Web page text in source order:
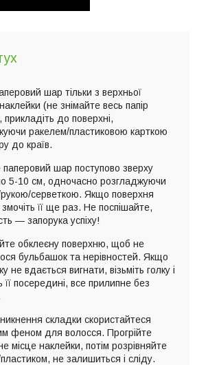
шар тільки з верхньої
(не знімайте весь папір
до поверхні,
ракелем/пластиковою карткою
до країв.
паперовий шар поступово зверху
5-10 см, одночасно розгладжуючи
серветкою. Якщо поверхня
її ще раз. Не поспішайте,
— запорука успіху!
обклеєну поверхню, щоб не
бульбашок та нерівностей. Якщо
не вдається вигнати, візьміть голку і
її посередині, все прилипне без
складки скористайтеся
феном для волосся. Прогрійте
місце наклейки, потім розрівняйте
не залишиться і сліду.